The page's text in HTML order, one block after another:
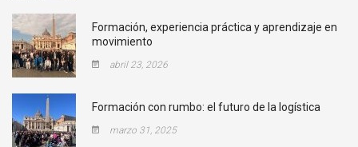
Formación, experiencia práctica y aprendizaje en
movimiento
abril 23, 2026
Formación con rumbo: el futuro de la logística
marzo 31, 2025